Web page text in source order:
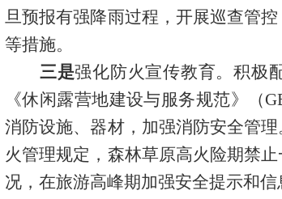
旦预报有强降雨过程，开展巡查管
等措施。
三是强化防火宣传教育。积极
《休闲露营地建设与服务规范》（
消防设施、器材，加强消防安全管
火管理规定，森林草原高火险期禁
况，在旅游高峰期加强安全提示和信